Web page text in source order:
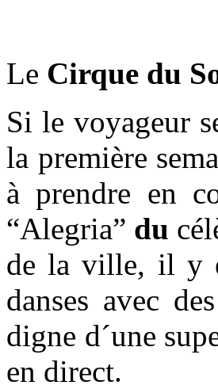
Le Cirque du
Si le voyageur
la première
à prendre en
“Alegria” du
de la ville, il y
danses avec
digne d´une
en direct.